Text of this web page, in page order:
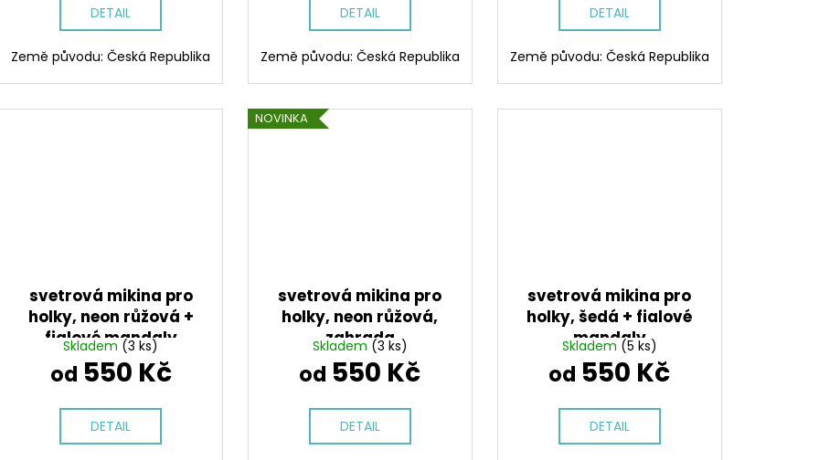
DETAIL
Země původu: Česká Republika
DETAIL
Země původu: Česká Republika
DETAIL
Země původu: Česká Republika
svetrová mikina pro
holky, neon růžová +
fialové mandaly
Skladem (3 ks)
od 550 Kč
DETAIL
NOVINKA
svetrová mikina pro
holky, neon růžová,
zahrada
Skladem (3 ks)
od 550 Kč
DETAIL
svetrová mikina pro
holky, šedá + fialové
mandaly
Skladem (5 ks)
od 550 Kč
DETAIL